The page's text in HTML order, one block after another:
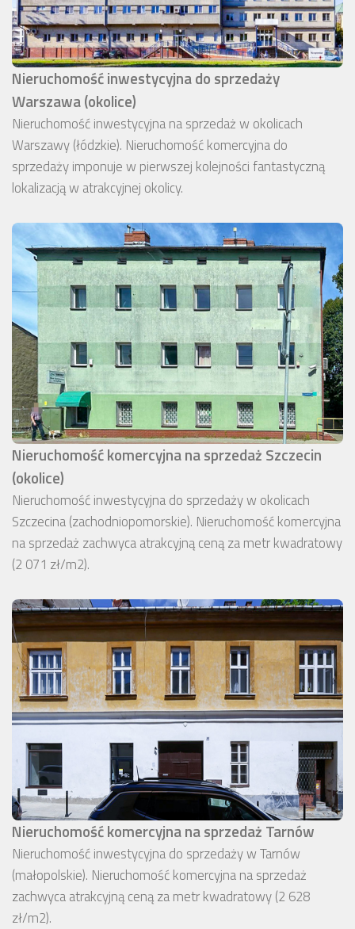
Nieruchomość inwestycyjna do sprzedaży
Warszawa (okolice)
Nieruchomość inwestycyjna na sprzedaż w okolicach
Warszawy (łódzkie). Nieruchomość komercyjna do
sprzedaży imponuje w pierwszej kolejności fantastyczną
lokalizacją w atrakcyjnej okolicy.
Nieruchomość komercyjna na sprzedaż Szczecin
(okolice)
Nieruchomość inwestycyjna do sprzedaży w okolicach
Szczecina (zachodniopomorskie). Nieruchomość komercyjna
na sprzedaż zachwyca atrakcyjną ceną za metr kwadratowy
(2 071 zł/m2).
Nieruchomość komercyjna na sprzedaż Tarnów
Nieruchomość inwestycyjna do sprzedaży w Tarnów
(małopolskie). Nieruchomość komercyjna na sprzedaż
zachwyca atrakcyjną ceną za metr kwadratowy (2 628
zł/m2).